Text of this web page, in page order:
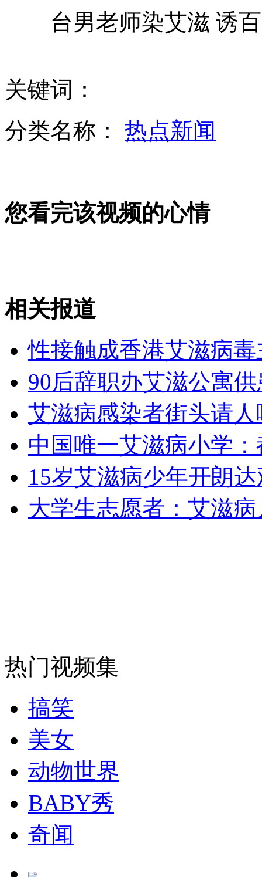
实拍日本发生地震监控拍下晃动情况
日本发生7.4级地震 或为福岛大地震余震
中石化汽油注水致豪车熄火
央视连线称日播音员向民众高呼逃命
山西运城恶犬咬伤多人 警民合力深夜将其击毙
女孩北京地铁殴打老人 痛下狠手拳打脚踢
无痛分娩是否安全 医生回应
外交部：反对强权政治霸凌主义
外交部：有关国家言论片面不公正
消防员救轻生者 花炮节热闹非凡
司机酒驾遇交警 急速倒车逃窜
台男老师染艾滋 诱百
关键词：
分类名称： 热点新闻
您看完该视频的心情
相关报道
性接触成香港艾滋病
90后辞职办艾滋公寓
艾滋病感染者街头请
中国唯一艾滋病小学
15岁艾滋病少年开朗
大学生志愿者：艾滋
热门视频集
搞笑
美女
动物世界
BABY秀
奇闻